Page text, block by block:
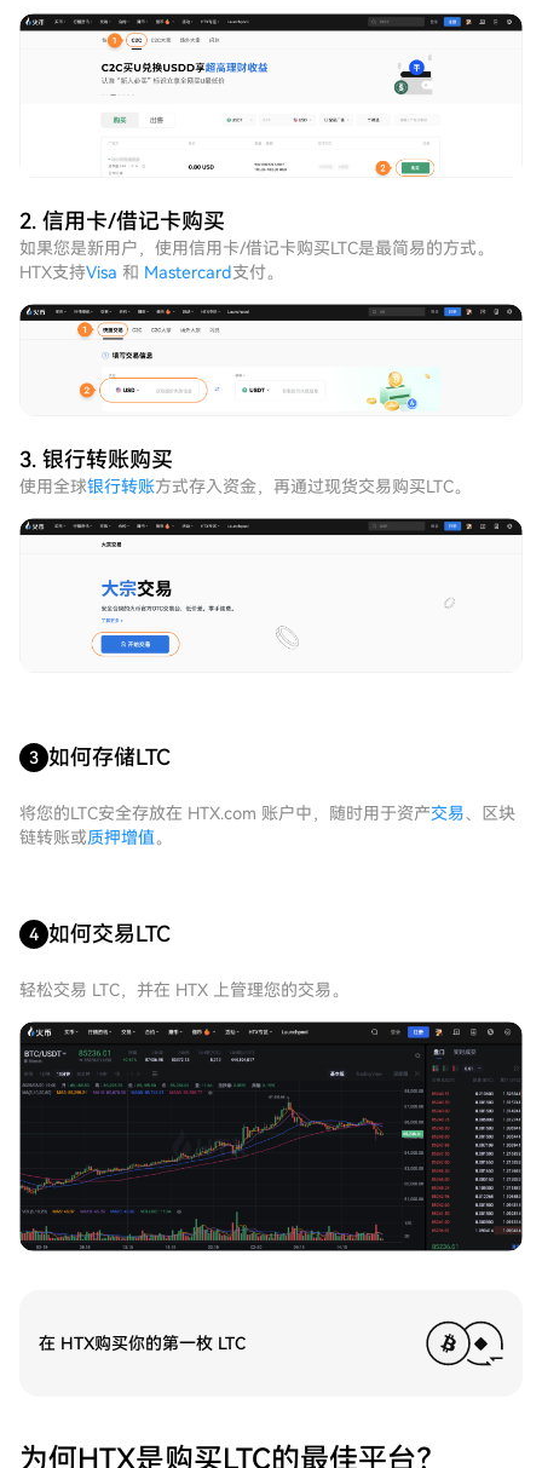
2. 信用卡/借记卡购买
如果您是新用户，使用信用卡/借记卡购买LTC是最简易的方式。
HTX支持Visa 和 Mastercard支付。
3. 银行转账购买
使用全球银行转账方式存入资金，再通过现货交易购买LTC。
3 如何存储LTC
将您的LTC安全存放在 HTX.com 账户中，随时用于资产交易、区块
链转账或质押增值。
4 如何交易LTC
轻松交易 LTC，并在 HTX 上管理您的交易。
在 HTX购买你的第一枚 LTC
为何HTX是购买LTC的最佳平台？